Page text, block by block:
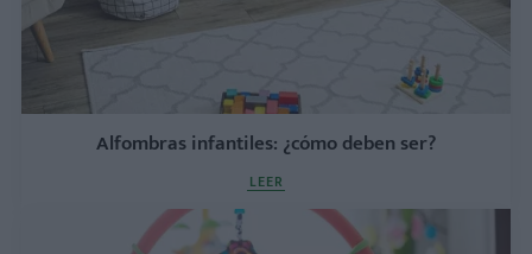
Alfombras infantiles: ¿cómo deben ser?
LEER